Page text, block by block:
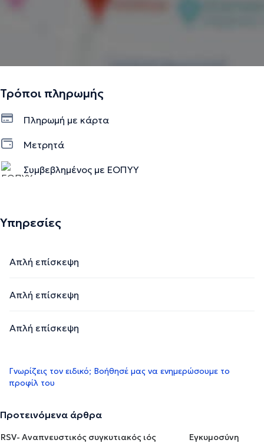
Τρόποι πληρωμής
Πληρωμή με κάρτα
Μετρητά
Συμβεβλημένος με ΕΟΠΥΥ
Υπηρεσίες
Απλή επίσκεψη
Απλή επίσκεψη
Απλή επίσκεψη
Γνωρίζεις τον ειδικό; Βοήθησέ μας να ενημερώσουμε το
προφίλ του
Προτεινόμενα άρθρα
RSV- Αναπνευστικός συγκυτιακός ιός
Εγκυμοσύνη